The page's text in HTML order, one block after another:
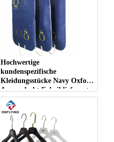
Hochwertige
kundenspezifische
Kleidungsstücke Navy Oxford
Anzug deckt Fabriklieferant
ab